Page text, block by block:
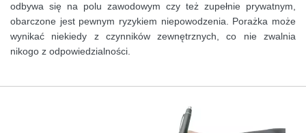
odbywa się na polu zawodowym czy też zupełnie prywatnym,
obarczone jest pewnym ryzykiem niepowodzenia. Porażka może
wynikać niekiedy z czynników zewnętrznych, co nie zwalnia
nikogo z odpowiedzialności.